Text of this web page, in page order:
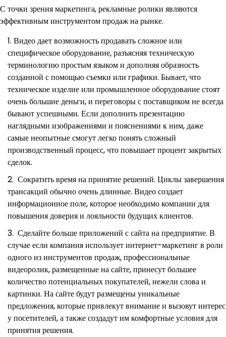
С точки зрения маркетинга, рекламные ролики являются
эффективным инструментом продаж на рынке.
Видео дает возможность продавать сложное или
специфическое оборудование, разъясняя техническую
терминологию простым языком и дополняя образность
созданной с помощью съемки или графики. Бывает, что
техническое изделие или промышленное оборудование стоят
очень большие деньги, и переговоры с поставщиком не всегда
бывают успешными. Если дополнить презентацию
наглядными изображениями и пояснениями к ним, даже
самые неопытные смогут легко понять сложный
производственный процесс, что повышает процент закрытых
сделок.
Сократить время на принятие решений. Циклы завершения
трансакций обычно очень длинные. Видео создает
информационное поле, которое необходимо компании для
повышения доверия и лояльности будущих клиентов.
Сделайте больше приложений с сайта на предприятие. В
случае если компания использует интернет-маркетинг в роли
одного из инструментов продаж, профессиональные
видеоролик, размещенные на сайте, принесут большее
количество потенциальных покупателей, нежели слова и
картинки. На сайте будут размещены уникальные
предложения, которые привлекут внимание и вызовут интерес
у посетителей, а также создадут им комфортные условия для
принятия решения.